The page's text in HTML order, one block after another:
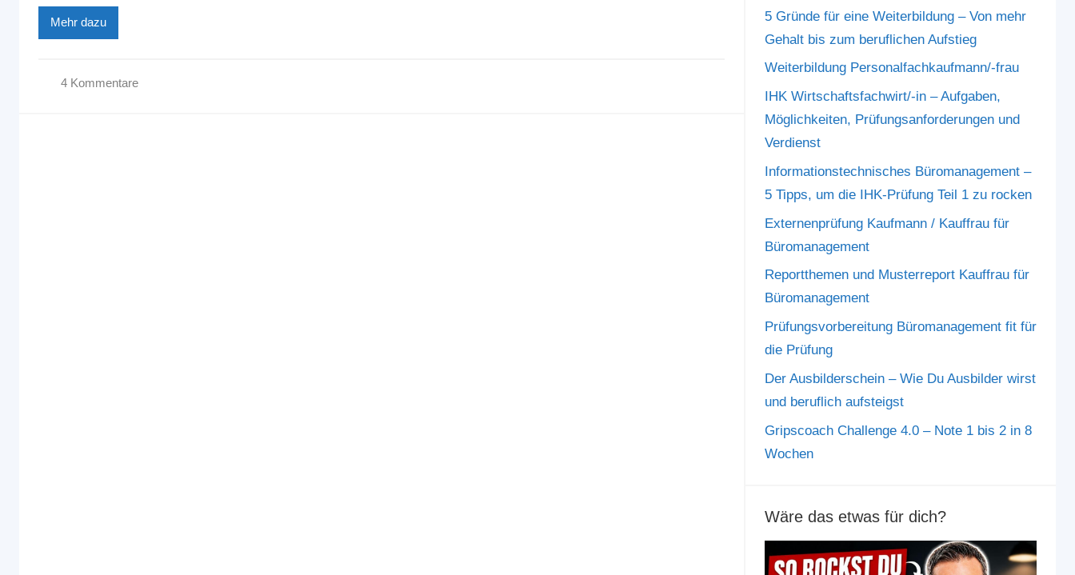
Mehr dazu
4 Kommentare
5 Gründe für eine Weiterbildung – Von mehr
Gehalt bis zum beruflichen Aufstieg
Weiterbildung Personalfachkaufmann/-frau
IHK Wirtschaftsfachwirt/-in – Aufgaben,
Möglichkeiten, Prüfungsanforderungen und
Verdienst
Informationstechnisches Büromanagement –
5 Tipps, um die IHK-Prüfung Teil 1 zu rocken
Externenprüfung Kaufmann / Kauffrau für
Büromanagement
Reportthemen und Musterreport Kauffrau für
Büromanagement
Prüfungsvorbereitung Büromanagement fit für
die Prüfung
Der Ausbilderschein – Wie Du Ausbilder wirst
und beruflich aufsteigst
Gripscoach Challenge 4.0 – Note 1 bis 2 in 8
Wochen
Wäre das etwas für dich?